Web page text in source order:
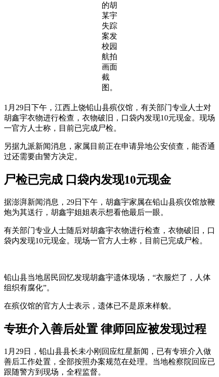
的胡
某宇
失踪
案发
校园
航拍
画面
截
图。
1月29日下午，江西上饶铅山县殡仪馆，有关部门专业人士对
胡鑫宇衣物进行检查，衣物破旧，口袋内发现10元现金。现场
一官方人士称，目前已完成尸检。
另据九派新闻消息，家属目前正在申请异地公安侦查，能否通
过还需要由警方决定。
尸检已完成 口袋内发现10元现金
据澎湃新闻消息，29日下午，胡鑫宇家属在铅山县殡仪馆放鞭
炮为其送行，胡鑫宇姐姐表示想看他最后一眼。
有关部门专业人士随后对胡鑫宇衣物进行检查，衣物破旧，口
袋内发现10元现金。现场一官方人士称，目前已完成尸检。
铅山县当地居民回忆发现胡鑫宇遗体现场，“衣服烂了，人体
组织有腐化”。
在殡仪馆的官方人士表示，遗体已不是原来样貌。
专班介入善后处置 律师回应被发现过程
1月29日，铅山县县长未小刚回应红星新闻，已有专班介入做
善后工作处置，全部按照办案规范在处理。当地检察院回应已
跟随警方到现场，全程监督。